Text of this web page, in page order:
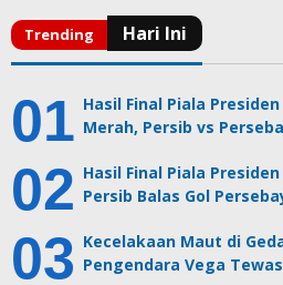
Hasil Final Piala
Merah, Persib vs
Hasil Final Piala
Persib Balas Gol
Kecelakaan Maut di
Pengendara Vega